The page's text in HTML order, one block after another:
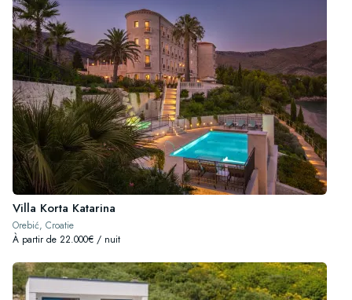
Villa Korta Katarina
Orebić, Croatie
À partir de 22.000€ / nuit